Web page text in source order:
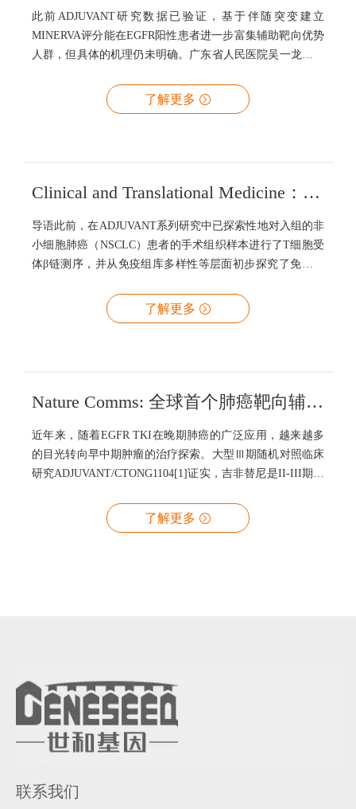
此前ADJUVANT研究数据已验证，基于伴随突变建立
MINERVA评分能在EGFR阳性患者进一步富集辅助靶向优势
人群，但具体的机理仍未明确。广东省人民医院吴一龙教授
研究入组患者组织样本进行免疫组库检测，探究免疫微环境
与辅助靶向治疗的相关性，成果发表于JCI Insight杂志
例来自吉非替尼队列，44例来自长春瑞滨顺铂化疗队列。收
了解更多
Clinical and Translational Medicine：T细胞受体β链TRBV6-6可提示EGFR阳性非小细胞肺癌不良预后
导语此前，在ADJUVANT系列研究中已探索性地对入组的非
小细胞肺癌（NSCLC）患者的手术组织样本进行了T细胞受
体β链测序，并从免疫组库多样性等层面初步探究了免疫微
的相关性。而对于特定的TCR克隆型及EGFR共突变基因如
何进一步影响辅助治疗的疗效，广东省人民医院吴一龙教授
Translational Discovery杂志发表
了解更多
Nature Comms: 全球首个肺癌靶向辅助精准用药模型，世和基因助力ADJUVANT/CTONG1104研究
近年来，随着EGFR TKI在晚期肺癌的广泛应用，越来越多
的目光转向早中期肿瘤的治疗探索。大型Ⅲ期随机对照临床
研究ADJUVANT/CTONG1104[1]证实，吉非替尼是II-III期伴
有效手段，可以显著降低复发风险。但是，仍然有40%患者
会在2年内复发。如何在EGFR阳性患者中进一步富集辅助靶
了解更多
联系我们